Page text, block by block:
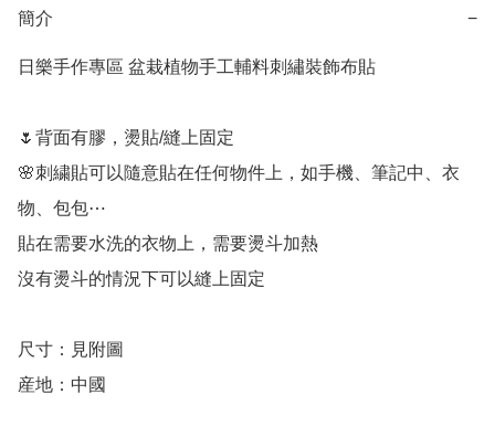
簡介 −
日樂手作專區 盆栽植物手工輔料刺繡裝飾布貼
🌷背面有膠，燙貼/縫上固定
🌸刺繍貼可以隨意貼在任何物件上，如手機、筆記中、衣
物、包包⋯
貼在需要水洗的衣物上，需要燙斗加熱
沒有燙斗的情況下可以縫上固定
尺寸：見附圖